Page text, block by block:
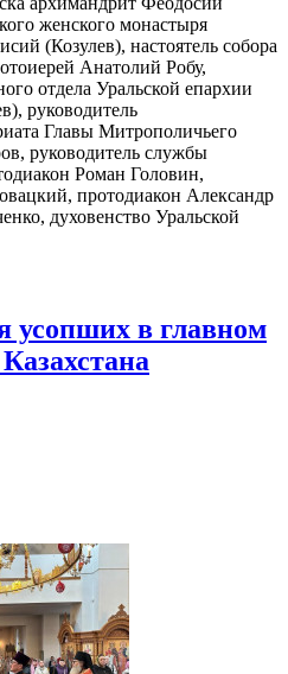
женского монастыря
(Козулев), настоятель собора
Анатолий Робу,
отдела Уральской епархии
руководитель
Главы Митрополичьего
руководитель службы
Роман Головин,
протодиакон Александр
духовенство Уральской
усопших в главном